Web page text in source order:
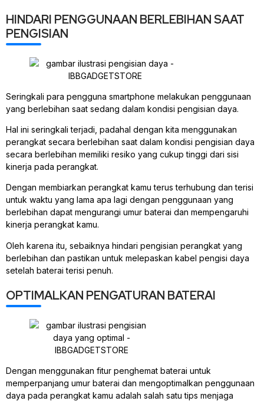
HINDARI PENGGUNAAN BERLEBIHAN SAAT
PENGISIAN
Seringkali para pengguna smartphone melakukan penggunaan
yang berlebihan saat sedang dalam kondisi pengisian daya.
Hal ini seringkali terjadi, padahal dengan kita menggunakan
perangkat secara berlebihan saat dalam kondisi pengisian daya
secara berlebihan memiliki resiko yang cukup tinggi dari sisi
kinerja pada perangkat.
Dengan membiarkan perangkat kamu terus terhubung dan terisi
untuk waktu yang lama apa lagi dengan penggunaan yang
berlebihan dapat mengurangi umur baterai dan mempengaruhi
kinerja perangkat kamu.
Oleh karena itu, sebaiknya hindari pengisian perangkat yang
berlebihan dan pastikan untuk melepaskan kabel pengisi daya
setelah baterai terisi penuh.
OPTIMALKAN PENGATURAN BATERAI
Dengan menggunakan fitur penghemat baterai untuk
memperpanjang umur baterai dan mengoptimalkan penggunaan
daya pada perangkat kamu adalah salah satu tips menjaga